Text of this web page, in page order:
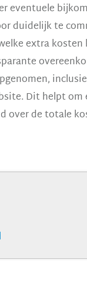
eventuele
duidelijk te
extra
Dit helpt om
over de totale